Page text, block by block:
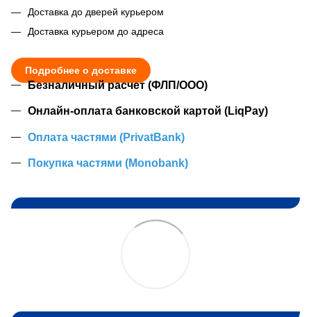
Доставка до дверей курьером
Доставка курьером до адреса
Подробнее о доставке
Безналичный расчет (ФЛП/ООО)
Онлайн-оплата банковской картой (LiqPay)
Оплата частями (PrivatBank)
Покупка частями (Monobank)